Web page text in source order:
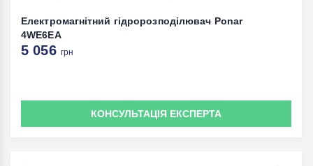
Електромагнітний гідророзподілювач Ponar
4WE6EA
5 056 грн
КОНСУЛЬТАЦІЯ ЕКСПЕРТА